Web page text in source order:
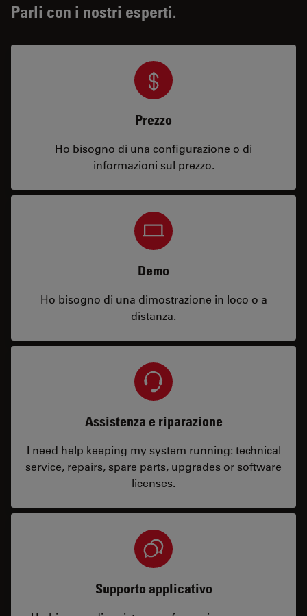
Parli con i nostri esperti.
Prezzo
Ho bisogno di una configurazione o di
informazioni sul prezzo.
Demo
Ho bisogno di una dimostrazione in loco o a
distanza.
Assistenza e riparazione
I need help keeping my system running: technical
service, repairs, spare parts, upgrades or software
licenses.
Supporto applicativo